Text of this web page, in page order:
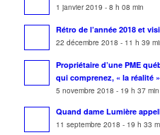
1 janvier 2019 - 8 h 08 min
Rétro de l’année 2018 et
22 décembre 2018 - 11 h 39
Propriétaire d’une PME
qui comprenez, « la réalité
5 novembre 2018 - 19 h 37 min
Quand dame Lumière
11 septembre 2018 - 19 h 33